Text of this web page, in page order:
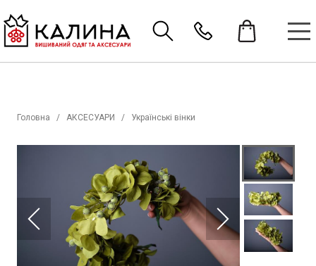
Головна АКСЕСУАРИ Українські вінки